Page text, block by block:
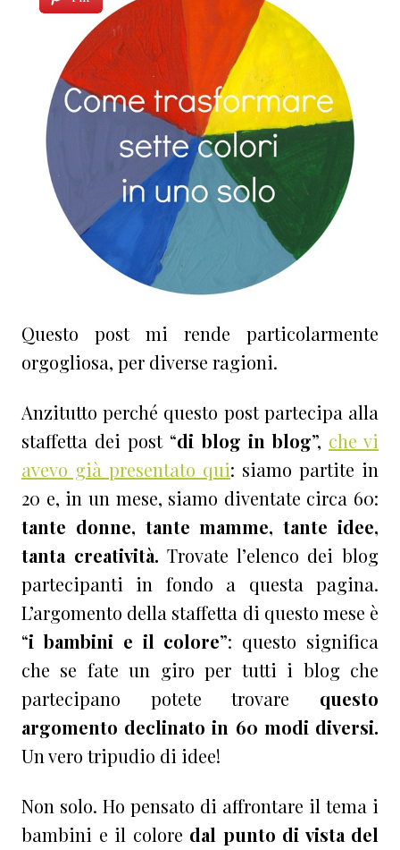
Questo post mi rende particolarmente
orgogliosa, per diverse ragioni.
Anzitutto perché questo post partecipa alla
staffetta dei post “di blog in blog”, che vi
avevo già presentato qui: siamo partite in
20 e, in un mese, siamo diventate circa 60:
tante donne, tante mamme, tante idee,
tanta creatività. Trovate l’elenco dei blog
partecipanti in fondo a questa pagina.
L’argomento della staffetta di questo mese è
“i bambini e il colore”: questo significa
che se fate un giro per tutti i blog che
partecipano potete trovare questo
argomento declinato in 60 modi diversi.
Un vero tripudio di idee!
Non solo. Ho pensato di affrontare il tema i
bambini e il colore dal punto di vista del